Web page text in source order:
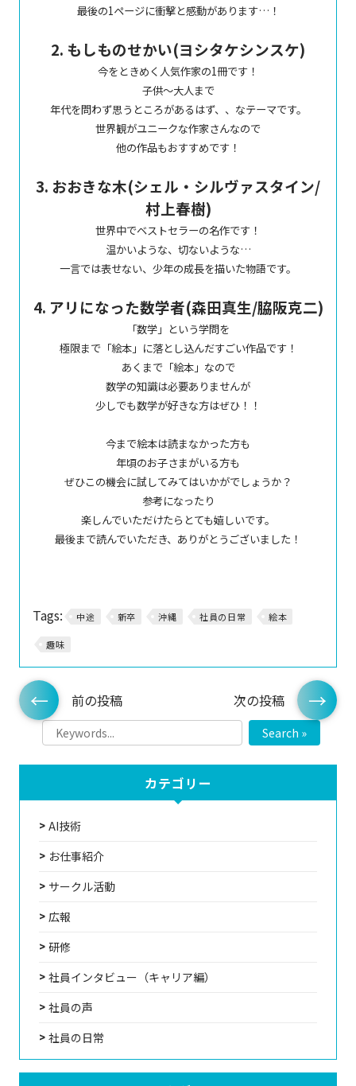
最後の1ページに衝撃と感動があります…！
2. もしものせかい(ヨシタケシンスケ)
今をときめく人気作家の1冊です！
子供〜大人まで
年代を問わず思うところがあるはず、、なテーマです。
世界観がユニークな作家さんなので
他の作品もおすすめです！
3. おおきな木(シェル・シルヴァスタイン/
村上春樹)
世界中でベストセラーの名作です！
温かいような、切ないような…
一言では表せない、少年の成長を描いた物語です。
4. アリになった数学者(森田真生/脇阪克二)
「数学」という学問を
極限まで「絵本」に落とし込んだすごい作品です！
あくまで「絵本」なので
数学の知識は必要ありませんが
少しでも数学が好きな方はぜひ！！
今まで絵本は読まなかった方も
年頃のお子さまがいる方も
ぜひこの機会に試してみてはいかがでしょうか？
参考になったり
楽しんでいただけたらとても嬉しいです。
最後まで読んでいただき、ありがとうございました！
Tags: 中途 新卒 沖縄 社員の日常 絵本
趣味
前の投稿 次の投稿
Search »
カテゴリー
AI技術
お仕事紹介
サークル活動
広報
研修
社員インタビュー（キャリア編）
社員の声
社員の日常